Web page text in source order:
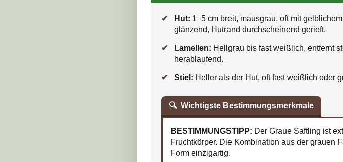
✔ Hut: 1–5 cm breit, mausgrau, oft mit
glänzend, Hutrand durchscheinend gerieft.
✔ Lamellen: Hellgrau bis fast weißlich, entfernt
herablaufend.
✔ Stiel: Heller als der Hut, oft fast weißlich oder
🔍 Wichtigste Bestimmungsmerkmale
BESTIMMUNGSTIPP: Der Graue Saftling ist
Fruchtkörper. Die Kombination aus der grauen
Form einzigartig.